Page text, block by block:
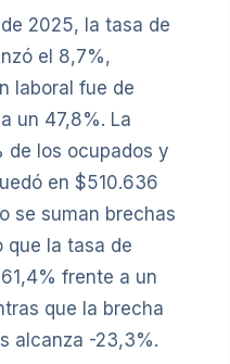
2025, la tasa de
el 8,7%,
laboral fue de
un 47,8%. La
de los ocupados y
en $510.636
se suman brechas
que la tasa de
frente a un
que la brecha
alcanza -23,3%.